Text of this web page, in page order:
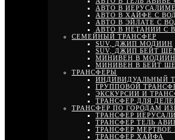
АВТО В
АВТО В ХАЙФЕ С
АВТО В ЭЙЛАТЕ С
АВТО В НЕТАНИИ С
СЕМЕЙНЫЙ ТРАНСФЕР
SUV, ДЖИП МОДИИН
SUV, ДЖИП БЕЙТ
МИНИВЕН В
МИНИВЕН В БЕЙТ
ТРАНСФЕРЫ
ИНДИВИДУАЛЬНЫЙ
ГРУППОВОЙ
ЭКСКУРСИИ И
ТРАНСФЕР ДЛЯ
ТРАНСФЕР ПО ГОРОДАМ
ТРАНСФЕР
ТРАНСФЕР ТЕЛЬ
ТРАНСФЕР МЕРТВОЕ
ТРАНСФЕР ХАЙФА